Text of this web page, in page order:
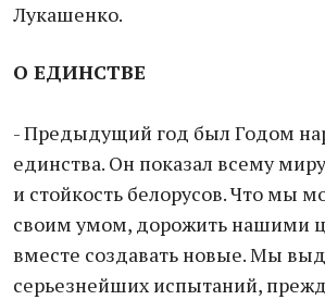
Лукашенко.
О ЕДИНСТВЕ
- Предыдущий год был Годом
единства. Он показал всему
и стойкость белорусов. Что мы
своим умом, дорожить нашими
вместе создавать новые. Мы
серьезнейших испытаний,